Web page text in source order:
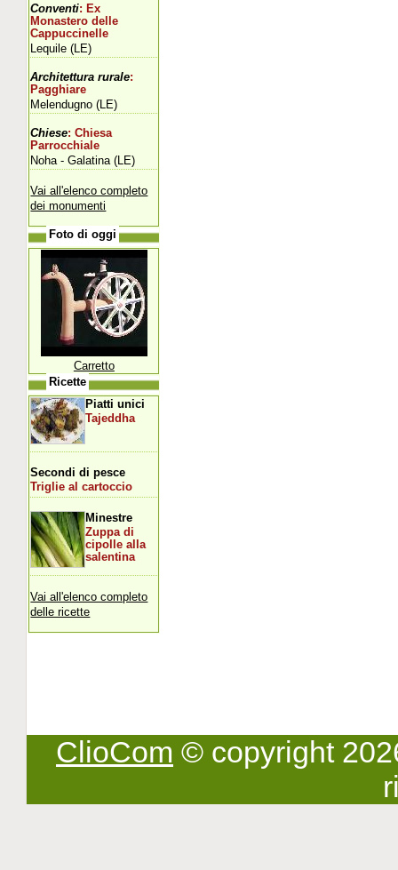
Conventi: Ex
Monastero delle
Cappuccinelle
Lequile (LE)
Architettura rurale:
Pagghiare
Melendugno (LE)
Chiese: Chiesa
Parrocchiale
Noha - Galatina (LE)
Vai all'elenco completo
dei monumenti
Foto di oggi
Carretto
Ricette
Piatti unici
Tajeddha
Secondi di pesce
Triglie al cartoccio
Minestre
Zuppa di
cipolle alla
salentina
Vai all'elenco completo
delle ricette
ClioCom © copyright